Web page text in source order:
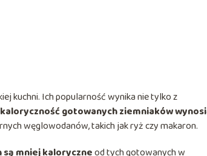
kuchni. Ich popularność wynika nie tylko z
kaloryczność gotowanych ziemniaków wynosi
węglowodanów, takich jak ryż czy makaron.
mniej kaloryczneod tych gotowanych w